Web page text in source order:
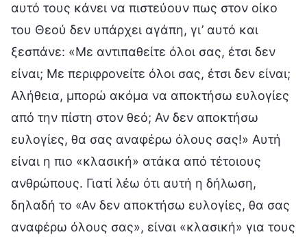
αυτό τους κάνει να πιστεύουν πως στον οίκο
του Θεού δεν υπάρχει αγάπη, γι’ αυτό και
ξεσπάνε: «Με αντιπαθείτε όλοι σας, έτσι δεν
είναι; Με περιφρονείτε όλοι σας, έτσι δεν είναι;
Αλήθεια, μπορώ ακόμα να αποκτήσω ευλογίες
από την πίστη στον θεό; Αν δεν αποκτήσω
ευλογίες, θα σας αναφέρω όλους σας!» Αυτή
είναι η πιο «κλασική» ατάκα από τέτοιους
ανθρώπους. Γιατί λέω ότι αυτή η δήλωση,
δηλαδή το «Αν δεν αποκτήσω ευλογίες, θα σας
αναφέρω όλους σας», είναι «κλασική» για τους